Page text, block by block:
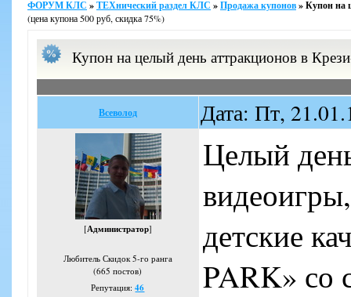
ФОРУМ КЛС »ТЕХнический раздел КЛС »Продажа купонов»Купон на
(цена купона 500 руб, скидка 75%)
Купон на целый день аттракционов в
Всеволод Дата: Пт,
[Администратор]
Любитель Скидок 5-го ранга
(665 постов)
Репутация:46
Целый
детские
PARK» со